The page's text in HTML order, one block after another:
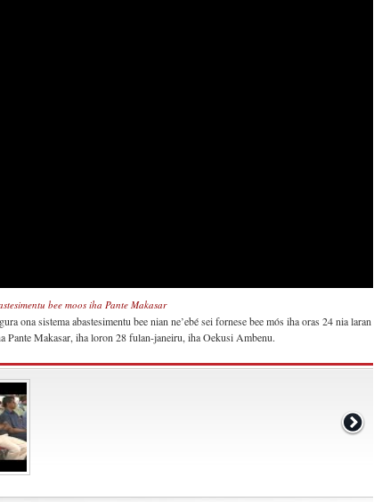
bee moos iha Pante Makasar
ona sistema abastesimentu bee nian ne’ebé sei fornese bee mós iha oras 24 nia laran
Pante Makasar, iha loron 28 fulan-janeiru, iha Oekusi Ambenu.